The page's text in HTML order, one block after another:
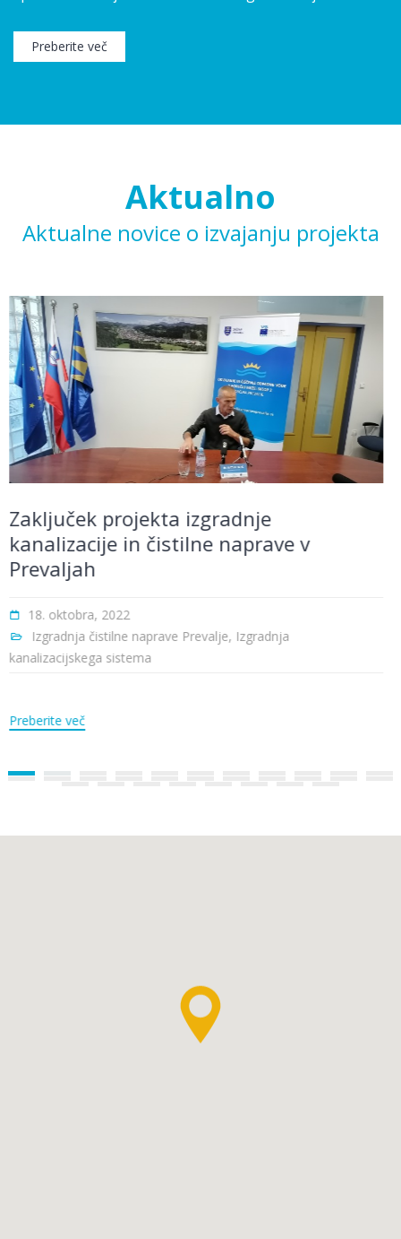
Preberite več
Aktualno
Aktualne novice o izvajanju projekta
Poskusno obratovanje čistilne naprave
5. maja, 2022